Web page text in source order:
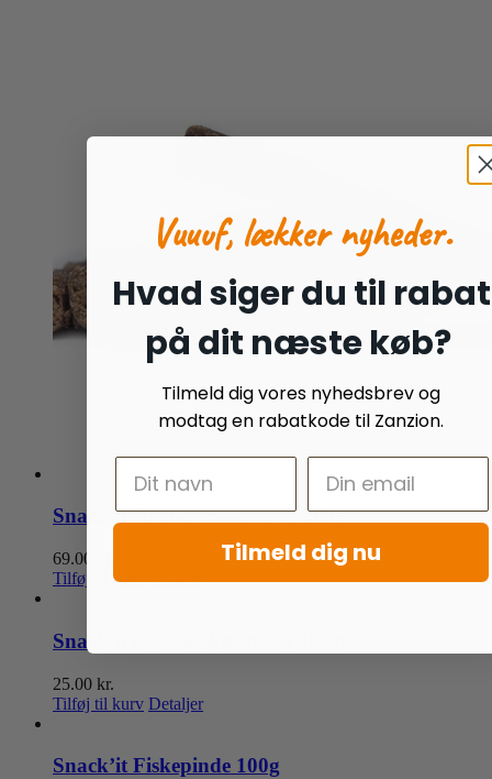
Snack’it Krondyrkødstang 200g
69.00
Tilføj til kurv Detaljer
Snack’it Kyllingekødstang 30cm
25.00 kr.
Tilføj til kurv Detaljer
Snack’it Fiskepinde 100g
Vuuuf, lækker nyheder.
Hvad siger du til rabat
på dit næste køb?
Tilmeld dig vores nyhedsbrev og
modtag en rabatkode til Zanzion.
Tilmeld dig nu